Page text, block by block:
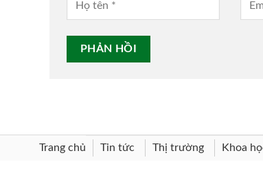
Trang chủ Tin tức Thị trường Khoa